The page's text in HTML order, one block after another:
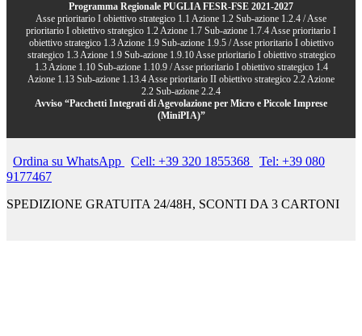
Programma Regionale PUGLIA FESR-FSE 2021-2027
Asse prioritario I obiettivo strategico 1.1 Azione 1.2 Sub-azione 1.2.4 / Asse
prioritario I obiettivo strategico 1.2 Azione 1.7 Sub-azione 1.7.4 Asse prioritario I
obiettivo strategico 1.3 Azione 1.9 Sub-azione 1.9.5 / Asse prioritario I obiettivo
strategico 1.3 Azione 1.9 Sub-azione 1.9.10 Asse prioritario I obiettivo strategico
1.3 Azione 1.10 Sub-azione 1.10.9 / Asse prioritario I obiettivo strategico 1.4
Azione 1.13 Sub-azione 1.13.4 Asse prioritario II obiettivo strategico 2.2 Azione
2.2 Sub-azione 2.2.4
Avviso “Pacchetti Integrati di Agevolazione per Micro e Piccole Imprese
(MiniPIA)”
Ordina su WhatsApp Cell: +39 320 1855368
Tel: +39 080
9177467
SPEDIZIONE GRATUITA 24/48H, SCONTI DA 3 CARTONI